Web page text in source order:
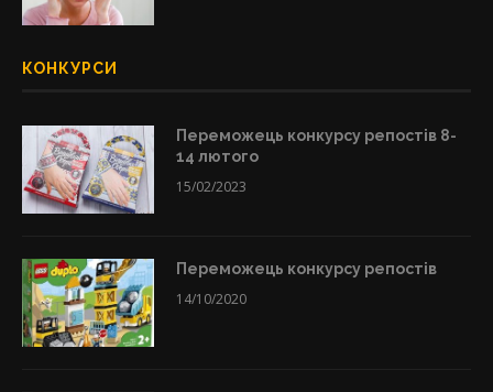
КОНКУРСИ
Переможець конкурсу репостів 8-
14 лютого
15/02/2023
Переможець конкурсу репостів
14/10/2020